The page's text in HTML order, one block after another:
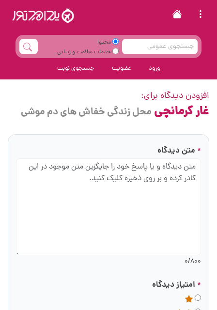
محتوا
خدمات سلامت و زیبایی
ورود عضویت جستجوی نوبت
افزودن دیدگاه برای:
غار کرمانچی محل زندگی خفاش های دم موشی
* متن دیدگاه
0/800
* امتیاز دیدگاه